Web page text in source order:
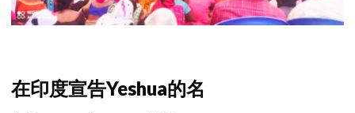
在印度宣告Yeshua的名